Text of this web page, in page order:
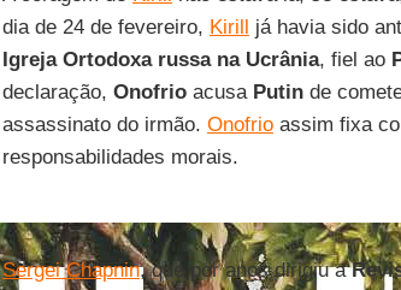
dia de 24 de fevereiro, Kirill já havia sido
Igreja Ortodoxa russa na Ucrânia, fiel ao
declaração, Onofrioacusa Putinde
assassinato do irmão. Onofrioassim fixa
responsabilidades morais.
Sergei Chapnin, que por anos dirigiu a